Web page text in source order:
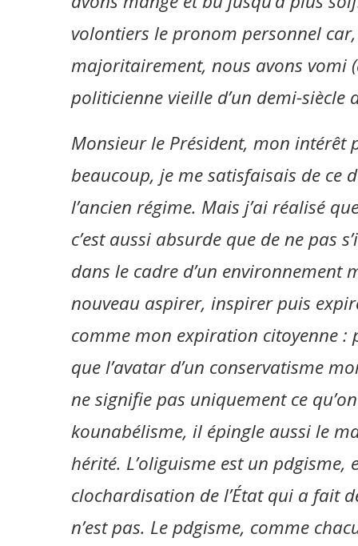
volontiers le pronom personnel
majoritairement, nous avons vomi
politicienne vieille d’un demi-
Monsieur le Président, mon intérêt
beaucoup, je me satisfaisais de ce
l’ancien régime. Mais j’ai réalisé
c’est aussi absurde que de ne pas
dans le cadre d’un environnement
nouveau aspirer, inspirer puis
comme mon expiration citoyenne :
que l’avatar d’un conservatisme
ne signifie pas uniquement ce
kounabélisme, il épingle aussi le
hérité. L’oliguisme est un pdgisme,
clochardisation de l’État qui a fait
n’est pas. Le pdgisme, comme